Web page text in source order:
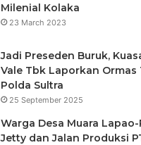
Milenial Kolaka
23 March 2023
Jadi Preseden Buruk,
Vale Tbk Laporkan Ormas
Polda Sultra
25 September 2025
Warga Desa Muara
Jetty dan Jalan Produksi